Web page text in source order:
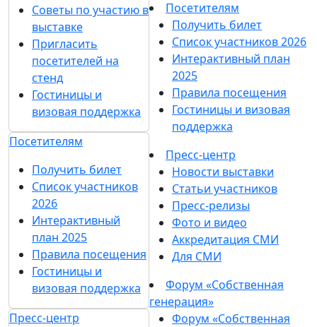
Советы по участию в
выставке
Пригласить
посетителей на
стенд
Гостиницы и
визовая поддержка
Посетителям
Получить билет
Список участников
2026
Интерактивный
план 2025
Правила посещения
Гостиницы и
визовая поддержка
Пресс-центр
Посетителям
Получить билет
Список участников 2026
Интерактивный план
2025
Правила посещения
Гостиницы и визовая
поддержка
Пресс-центр
Новости выставки
Статьи участников
Пресс-релизы
Фото и видео
Аккредитация СМИ
Для СМИ
Форум «Собственная
генерация»
Форум «Собственная